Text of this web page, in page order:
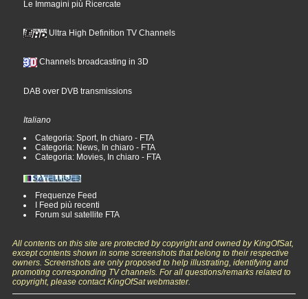
Le Immagini più Ricercate
Ultra High Definition TV Channels
Channels broadcasting in 3D
DAB over DVB transmissions
Italiano
Categoria: Sport, In chiaro - FTA
Categoria: News, In chiaro - FTA
Categoria: Movies, In chiaro - FTA
Frequenze Feed
I Feed più recenti
Forum sul satellite FTA
All contents on this site are protected by copyright and owned by KingOfSat,
except contents shown in some screenshots that belong to their respective
owners. Screenshots are only proposed to help illustrating, identifying and
promoting corresponding TV channels. For all questions/remarks related to
copyright, please contact KingOfSat webmaster.